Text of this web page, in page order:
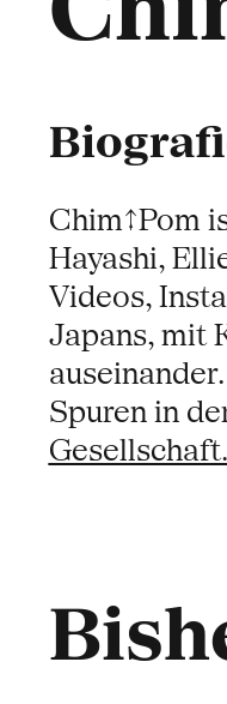
Chim↑Pom
Hayashi,
Videos,
Japans, mit
Spuren in